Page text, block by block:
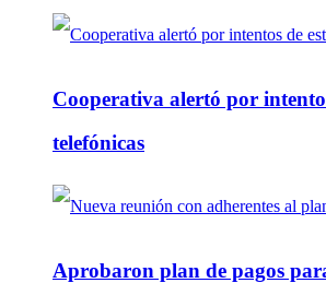
Cooperativa alertó por
telefónicas
Aprobaron plan de pagos